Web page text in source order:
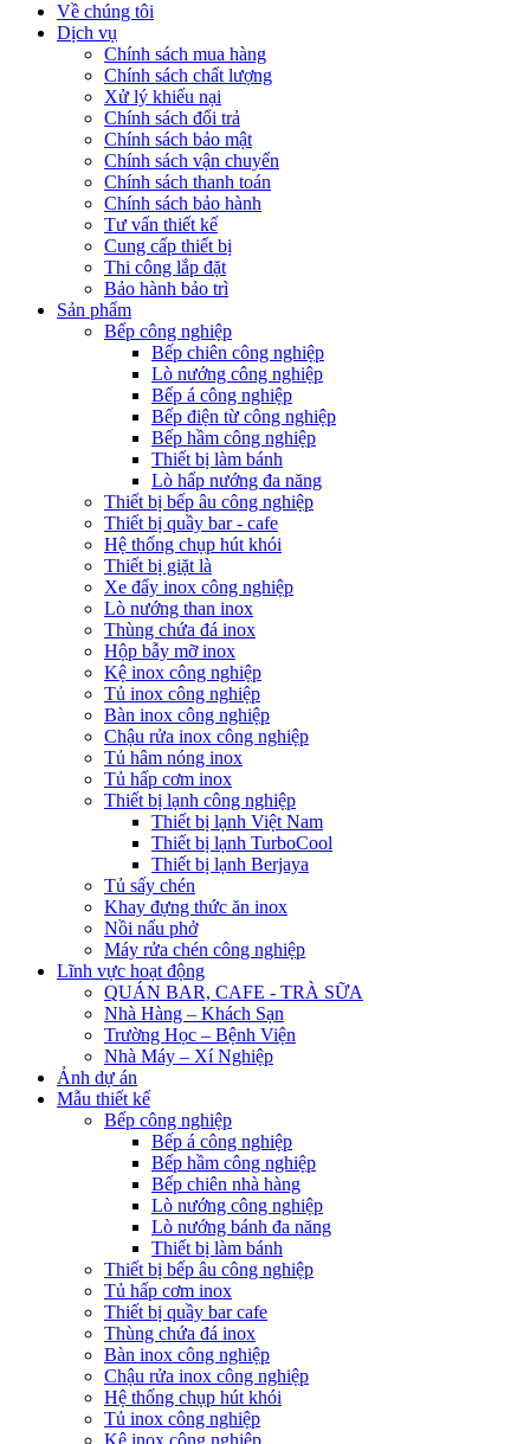
Về chúng tôi
Dịch vụ
Chính sách mua hàng
Chính sách chất lượng
Xử lý khiếu nại
Chính sách đổi trả
Chính sách bảo mật
Chính sách vận chuyển
Chính sách thanh toán
Chính sách bảo hành
Tư vấn thiết kế
Cung cấp thiết bị
Thi công lắp đặt
Bảo hành bảo trì
Sản phẩm
Bếp công nghiệp
Bếp chiên công nghiệp
Lò nướng công nghiệp
Bếp á công nghiệp
Bếp điện từ công nghiệp
Bếp hầm công nghiệp
Thiết bị làm bánh
Lò hấp nướng đa năng
Thiết bị bếp âu công nghiệp
Thiết bị quầy bar - cafe
Hệ thống chụp hút khói
Thiết bị giặt là
Xe đẩy inox công nghiệp
Lò nướng than inox
Thùng chứa đá inox
Hộp bẫy mỡ inox
Kệ inox công nghiệp
Tủ inox công nghiệp
Bàn inox công nghiệp
Chậu rửa inox công nghiệp
Tủ hâm nóng inox
Tủ hấp cơm inox
Thiết bị lạnh công nghiệp
Thiết bị lạnh Việt Nam
Thiết bị lạnh TurboCool
Thiết bị lạnh Berjaya
Tủ sấy chén
Khay đựng thức ăn inox
Nồi nấu phở
Máy rửa chén công nghiệp
Lĩnh vực hoạt động
QUÁN BAR, CAFE - TRÀ SỮA
Nhà Hàng – Khách Sạn
Trường Học – Bệnh Viện
Nhà Máy – Xí Nghiệp
Ảnh dự án
Mẫu thiết kế
Bếp công nghiệp
Bếp á công nghiệp
Bếp hầm công nghiệp
Bếp chiên nhà hàng
Lò nướng công nghiệp
Lò nướng bánh đa năng
Thiết bị làm bánh
Thiết bị bếp âu công nghiệp
Tủ hấp cơm inox
Thiết bị quầy bar cafe
Thùng chứa đá inox
Bàn inox công nghiệp
Chậu rửa inox công nghiệp
Hệ thống chụp hút khói
Tủ inox công nghiệp
Kệ inox công nghiệp